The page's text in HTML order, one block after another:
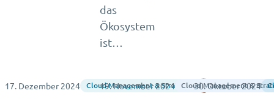
das
Ökosystem
ist…
17. Dezember 2024 Cloud Management & Strategy Rene Vlieger
19. November 2024 Cloud Management &
30. Oktober 2024